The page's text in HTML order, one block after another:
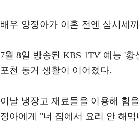
배우 양정아가 이혼 전엔 삼시세
7월 8일 방송된 KBS 1TV 예능 '
포천 동거 생활이 이어졌다.
이날 냉장고 재료들을 이용해 힘
정아에게 "너 집에서 요리 안 해